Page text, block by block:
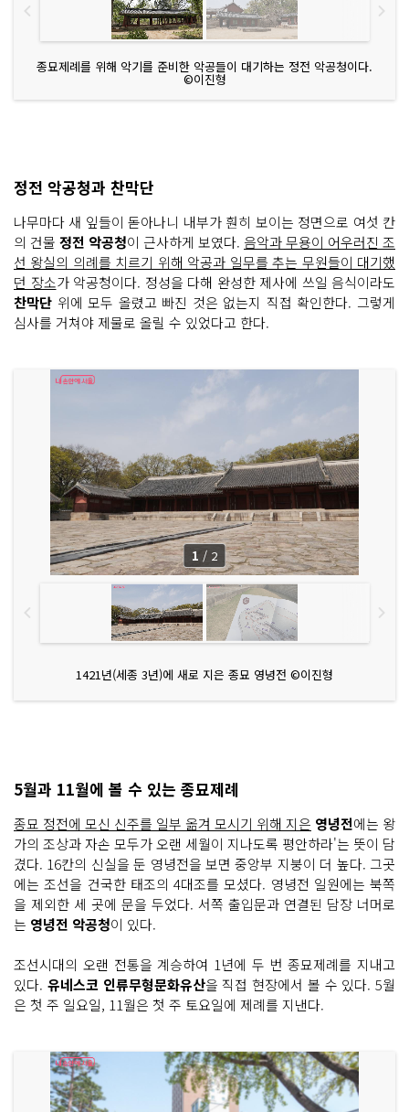
종묘제례를 위해 악기를 준비한 악공들이 대기하는 정전 악공청이다.
©이진형
정전 악공청과 찬막단
나무마다 새 잎들이 돋아나니 내부가 훤히 보이는 정면으로 여섯 칸
의 건물 정전 악공청이 근사하게 보였다. 음악과 무용이 어우러진 조
선 왕실의 의례를 치르기 위해 악공과 일무를 추는 무원들이 대기했
던 장소가 악공청이다. 정성을 다해 완성한 제사에 쓰일 음식이라도
찬막단 위에 모두 올렸고 빠진 것은 없는지 직접 확인한다. 그렇게
심사를 거쳐야 제물로 올릴 수 있었다고 한다.
1421년(세종 3년)에 새로 지은 종묘 영녕전 ©이진형
1 / 2
5월과 11월에 볼 수 있는 종묘제례
종묘 정전에 모신 신주를 일부 옮겨 모시기 위해 지은 영녕전에는 왕
가의 조상과 자손 모두가 오랜 세월이 지나도록 평안하라'는 뜻이 담
겼다. 16칸의 신실을 둔 영녕전을 보면 중앙부 지붕이 더 높다. 그곳
에는 조선을 건국한 태조의 4대조를 모셨다. 영녕전 일원에는 북쪽
을 제외한 세 곳에 문을 두었다. 서쪽 출입문과 연결된 담장 너머로
는 영녕전 악공청이 있다.
조선시대의 오랜 전통을 계승하여 1년에 두 번 종묘제례를 지내고
있다. 유네스코 인류무형문화유산을 직접 현장에서 볼 수 있다. 5월
은 첫 주 일요일, 11월은 첫 주 토요일에 제례를 지낸다.